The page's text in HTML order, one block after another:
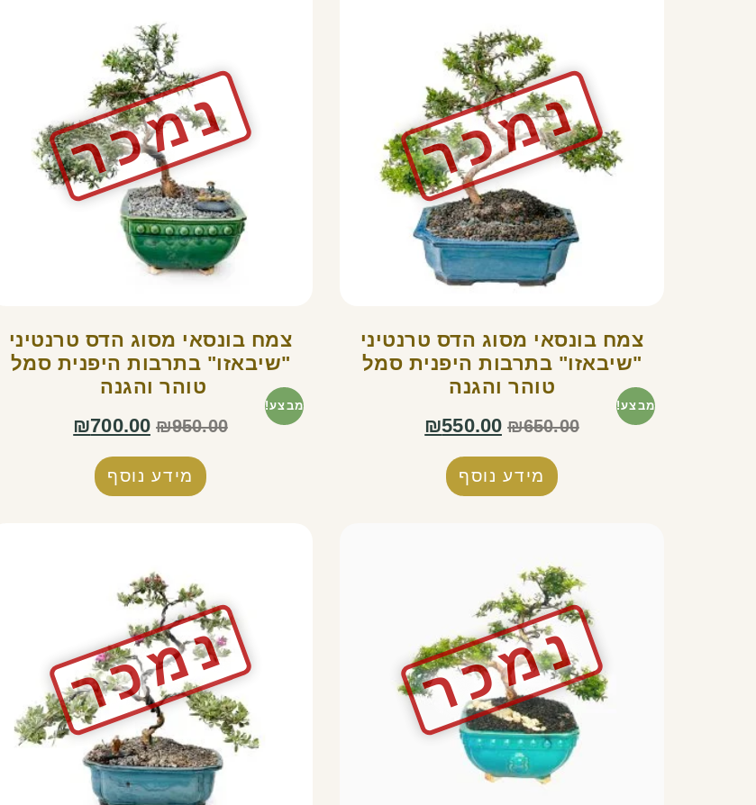
מבצע!
צמח בונסאי מסוג הדס טרנטיני
"שיבאזו" בתרבות היפנית סמל
טוהר והגנה
₪650.00
₪550.00
מידע נוסף
מבצע!
צמח בונסאי מסוג הדס טרנטיני
"שיבאזו" בתרבות היפנית סמל
טוהר והגנה
₪950.00
₪700.00
מידע נוסף